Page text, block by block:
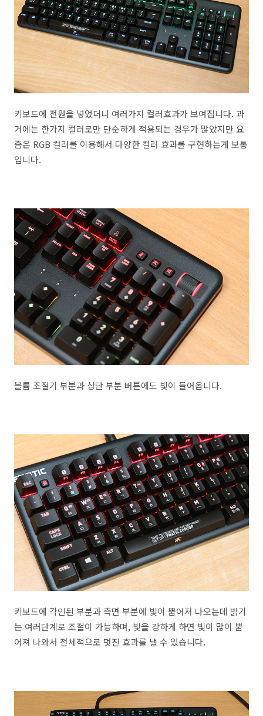
키보드에 전원을 넣었더니 여러가지 컬러효과가 보여집니다. 과
거에는 한가지 컬러로만 단순하게 적용되는 경우가 많았지만 요
즘은 RGB 컬러를 이용해서 다양한 컬러 효과를 구현하는게 보통
입니다.
볼륨 조절기 부분과 상단 부분 버튼에도 빛이 들어옵니다.
키보드에 각인된 부분과 측면 부분에 빛이 뿜어져 나오는데 밝기
는 여러단계로 조절이 가능하며, 빛을 강하게 하면 빛이 많이 뿜
어져 나와서 전체적으로 멋진 효과를 낼 수 있습니다.